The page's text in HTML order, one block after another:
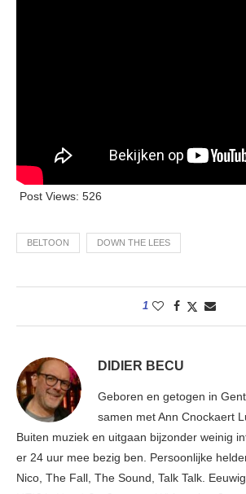
Post Views: 526
BELTOON DOWN THE LEES
1
DIDIER BECU
Geboren en getogen in
samen met Ann Cnockaert
Buiten muziek en uitgaan bijzonder weinig
er 24 uur mee bezig ben. Persoonlijke
Nico, The Fall, The Sound, Talk Talk.